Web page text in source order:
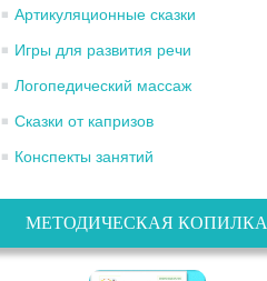
Артикуляционные сказки
Игры для развития речи
Логопедический массаж
Сказки от капризов
Конспекты занятий
МЕТОДИЧЕСКАЯ КОПИЛКА